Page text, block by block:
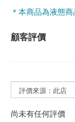
＊本商品為液態
顧客評價
尚未有任何評價